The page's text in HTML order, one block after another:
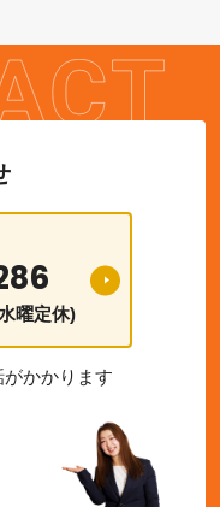
曜定休)
かかります